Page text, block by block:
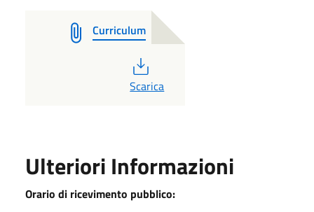
Curriculum
PDF
Scarica
Ulteriori Informazioni
Orario di ricevimento pubblico: